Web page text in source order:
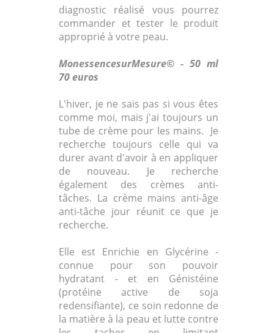
diagnostic réalisé vous pourrez
commander et tester le produit
approprié à votre peau.
MonessencesurMesure© - 50 ml
70 euros
L'hiver, je ne sais pas si vous êtes
comme moi, mais j'ai toujours un
tube de crème pour les mains. Je
recherche toujours celle qui va
durer avant d'avoir à en appliquer
de nouveau. Je recherche
également des crèmes anti-
tâches. La crème mains anti-âge
anti-tâche jour réunit ce que je
recherche.
Elle est Enrichie en Glycérine -
connue pour son pouvoir
hydratant - et en Génistéine
(protéine active de soja
redensifiante), ce soin redonne de
la matière à la peau et lutte contre